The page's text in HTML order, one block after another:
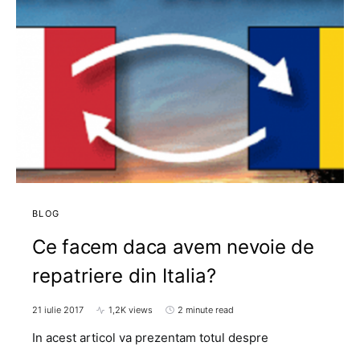
BLOG
Ce facem daca avem nevoie de
repatriere din Italia?
21 iulie 2017 1,2K views 2 minute read
In acest articol va prezentam totul despre